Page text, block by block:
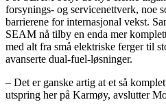
forsynings- og servicenettverk, noe
barrierene for internasjonal vekst.
SEAM nå tilby en enda mer
med alt fra små elektriske ferger til
avanserte dual-fuel-løsninger.
– Det er ganske artig at et så
utspring her på Karmøy, avslutter